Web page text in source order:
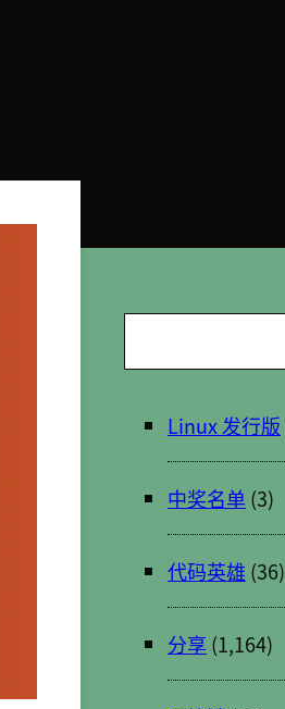
索
Linux 发行版
中奖名单 (3)
代码英雄 (36)
分享 (1,164)